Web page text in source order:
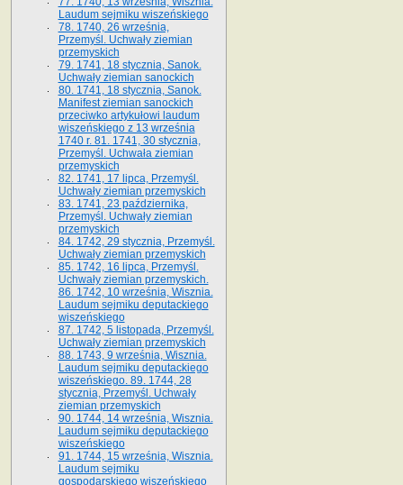
Laudum sejmiku wiszeńskiego
78. 1740, 26 września,
Przemyśl. Uchwały ziemian
przemyskich
79. 1741, 18 stycznia, Sanok.
Uchwały ziemian sanockich
80. 1741, 18 stycznia, Sanok.
Manifest ziemian sanockich
przeciwko artykułowi laudum
wiszeńskiego z 13 wrze­śnia
1740 r. 81. 1741, 30 stycznia,
Przemyśl. Uchwała ziemian
przemyskich
82. 1741, 17 lipca, Przemyśl.
Uchwały ziemian przemyskich
83. 1741, 23 października,
Przemyśl. Uchwały ziemian
przemyskich
84. 1742, 29 stycznia, Przemyśl.
Uchwały ziemian przemyskich
85. 1742, 16 lipca, Przemyśl.
Uchwały ziemian przemyskich.
86. 1742, 10 września, Wisznia.
Laudum sejmiku deputackiego
wiszeńskiego
87. 1742, 5 listopada, Przemyśl.
Uchwały ziemian przemyskich
88. 1743, 9 września, Wisznia.
Laudum sejmiku deputackiego
wiszeńskiego. 89. 1744, 28
stycznia, Przemyśl. Uchwały
ziemian przemyskich
90. 1744, 14 września, Wisznia.
Laudum sejmiku deputackiego
wiszeńskiego
91. 1744, 15 września, Wisznia.
Laudum sejmiku
gospodarskiego wiszeńskiego